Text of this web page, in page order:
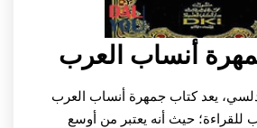
يعد كتاب جمهرة أنساب العرب
للقراءة؛ حيث أنه يعتبر من أوسع